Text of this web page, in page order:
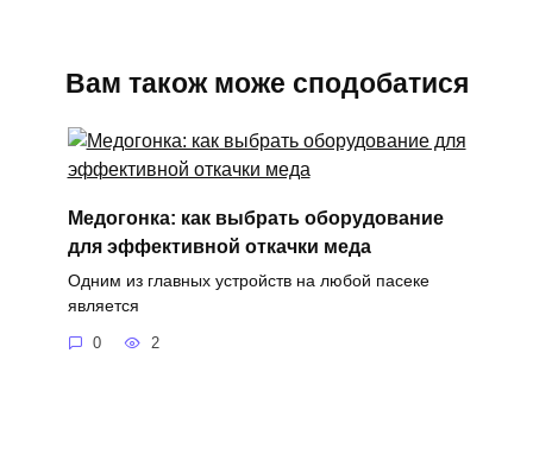
Вам також може сподобатися
Медогонка: как выбрать оборудование
для эффективной откачки меда
Одним из главных устройств на любой пасеке
является
0 2